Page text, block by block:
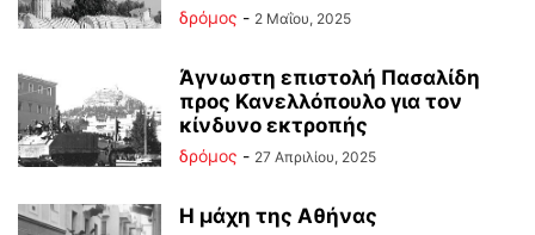
δρόμος - 2 Μαΐου, 2025
Άγνωστη επιστολή Πασαλίδη
προς Κανελλόπουλο για τον
κίνδυνο εκτροπής
δρόμος - 27 Απριλίου, 2025
Η μάχη της Αθήνας